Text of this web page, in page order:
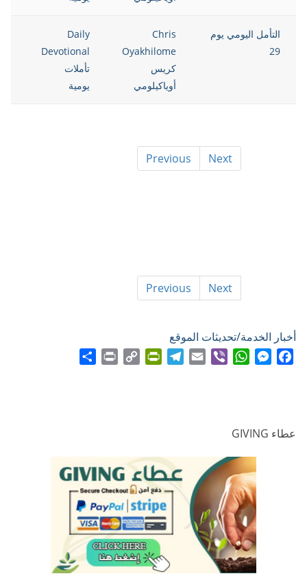
التأمل اليومي يوم
29
Chris
Oyakhilome
كريس
أوياكيلومي
Daily
Devotional
تأملات
يومية
Previous Next
Previous Next
أخبار الخدمة/تحديثات الموقع
عطاء GIVING